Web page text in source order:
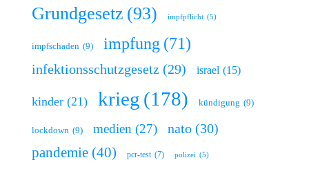
Grundgesetz (93) impfpflicht (5)
impfschaden (9) impfung (71)
infektionsschutzgesetz (29) israel (15)
kinder (21) krieg (178) kündigung (9)
lockdown (9) medien (27) nato (30)
pandemie (40) pcr-test (7) polizei (5)